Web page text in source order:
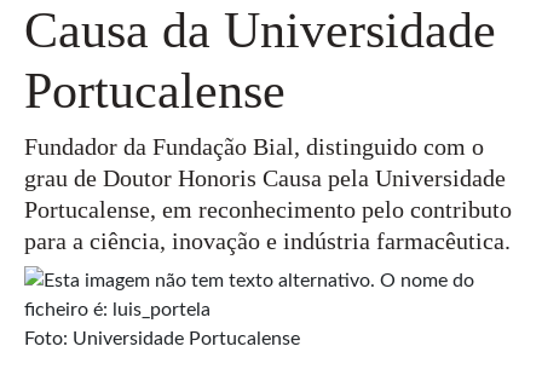
Causa da Universidade
Portucalense
Fundador da Fundação Bial, distinguido com o
grau de Doutor Honoris Causa pela Universidade
Portucalense, em reconhecimento pelo contributo
para a ciência, inovação e indústria farmacêutica.
Foto: Universidade Portucalense